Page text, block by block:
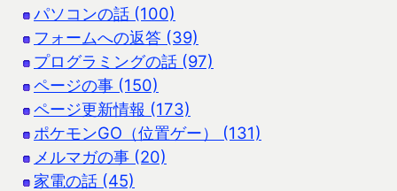
パソコンの話 (100)
フォームへの返答 (39)
プログラミングの話 (97)
ページの事 (150)
ページ更新情報 (173)
ポケモンGO（位置ゲー） (131)
メルマガの事 (20)
家電の話 (45)